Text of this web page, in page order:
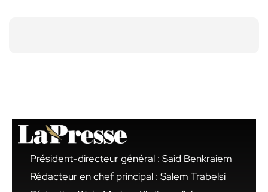
Président-directeur général : Said Benkraiem
Rédacteur en chef principal : Salem Trabelsi